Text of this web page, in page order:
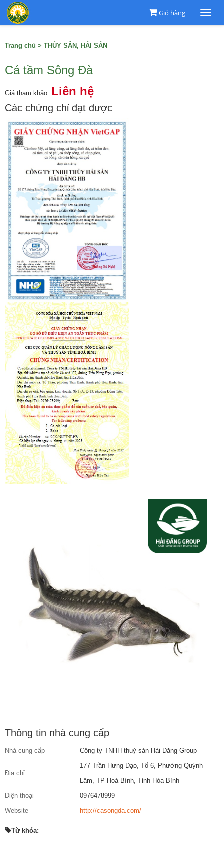
Giỏ hàng
Trang chủ > THỦY SẢN, HẢI SẢN
Cá tầm Sông Đà
Giá tham khảo: Liên hệ
Các chứng chỉ đạt được
Thông tin nhà cung cấp
Nhà cung cấp Công ty TNHH thuỷ sản Hải Đăng Group
Địa chỉ
177 Trần Hưng Đạo, Tổ 6, Phường Quỳnh
Lâm, TP Hoà Bình, Tỉnh Hòa Bình
Điện thoại
0976478999
Website
http://casongda.com/
Từ khóa: